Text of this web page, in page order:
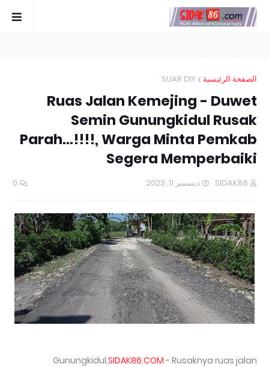
الصفحة الرئيسية SUAR DIY
Ruas Jalan Kemejing - Duwet
Semin Gunungkidul Rusak
Parah...!!!!, Warga Minta Pemkab
Segera Memperbaiki
SIDAK86 ديسمبر 11, 2023 0
Gunungkidul,SIDAK86.COM - Rusaknya ruas jalan